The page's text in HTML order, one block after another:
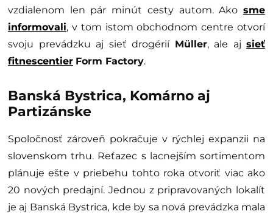
vzdialenom len pár minút cesty autom. Ako sme
informovali, v tom istom obchodnom centre otvorí
svoju prevádzku aj sieť drogérií Müller, ale aj sieť
fitnescentier Form Factory.
Banská Bystrica, Komárno aj
Partizánske
Spoločnosť zároveň pokračuje v rýchlej expanzii na
slovenskom trhu. Reťazec s lacnejším sortimentom
plánuje ešte v priebehu tohto roka otvoriť viac ako
20 nových predajní. Jednou z pripravovaných lokalít
je aj Banská Bystrica, kde by sa nová prevádzka mala